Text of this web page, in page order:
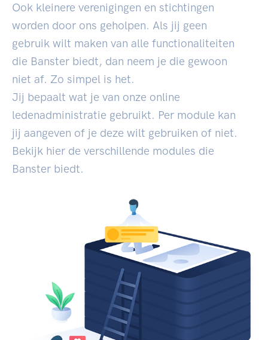
Ook kleinere verenigingen en stichtingen
worden door ons geholpen. Als jij geen
gebruik wilt maken van alle functionaliteiten
die Banster biedt, dan neem je die gewoon
niet af. Zo simpel is het.
Jij bepaalt wat je van onze online
ledenadministratie gebruikt. Per module kan
jij aangeven of je deze wilt gebruiken of niet.
Bekijk hier de verschillende modules die
Banster biedt.